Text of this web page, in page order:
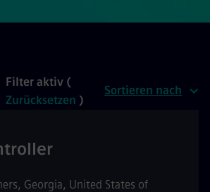
Filter aktiv (
Zurücksetzen )
Sortieren nach
, Georgia, United States of